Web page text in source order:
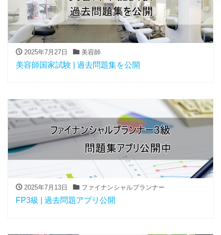
2025年7月27日 美容師
美容師国家試験 | 過去問題集を公開
2025年7月13日 ファイナンシャルプランナー
FP3級 | 過去問題アプリ公開